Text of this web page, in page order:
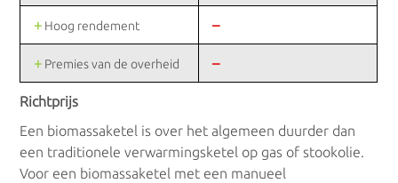
+Hoog rendement –
+Premies van de overheid –
Richtprijs
Een biomassaketel is over het algemeen duurder dan
een traditionele verwarmingsketel op gas of stookolie.
Voor een biomassaketel met een manueel